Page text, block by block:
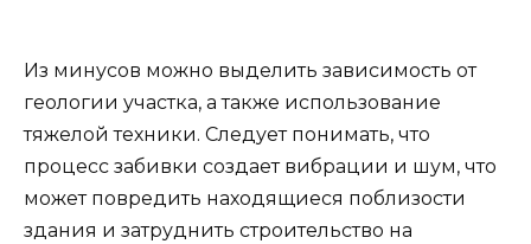
Из минусов можно выделить зависимость от
геологии участка, а также использование
тяжелой техники. Следует понимать, что
процесс забивки создает вибрации и шум, что
может повредить находящиеся поблизости
здания и затруднить строительство на